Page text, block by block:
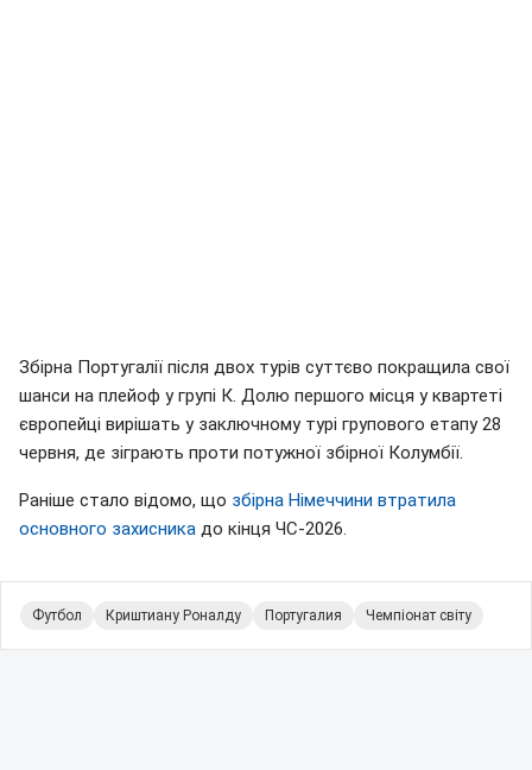
Збірна Португалії після двох турів суттєво покращила свої
шанси на плейоф у групі К. Долю першого місця у квартеті
європейці вирішать у заключному турі групового етапу 28
червня, де зіграють проти потужної збірної Колумбії.
Раніше стало відомо, що збірна Німеччини втратила
основного захисника до кінця ЧС-2026.
Футбол Криштиану Роналду Португалия Чемпіонат світу